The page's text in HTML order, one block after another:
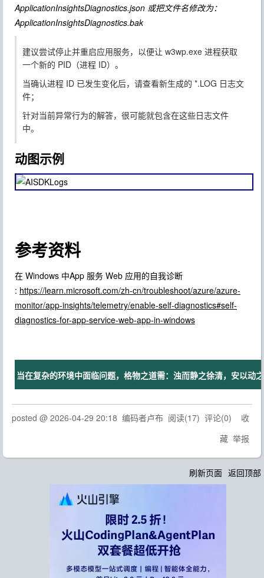
ApplicationInsightsDiagnostics.json 或把文件名修改为：
ApplicationInsightsDiagnostics.bak
建议尝试停止并重启应用服务，以便让 w3wp.exe 进程获取
一个新的 PID（进程 ID）。
当确认进程 ID 已发生变化后，请查看新生成的 *.LOG 日志文
件；
针对当前异常行为的解答，很可能就包含在这些日志文件
中。
动图示例
参考资料
在 Windows 中App 服务 Web 应用的自我诊断
: https://learn.microsoft.com/zh-cn/troubleshoot/azure/azure-
monitor/app-insights/telemetry/enable-self-diagnostics#self-
diagnostics-for-app-service-web-app-in-windows
当在复杂的环境中面临问题，格物之道需：浊而静之徐清，安以动
posted @ 2026-04-29 20:18 编码者卢布 阅读(17) 评论(0) 收
藏 举报
刷新页面 返回顶部